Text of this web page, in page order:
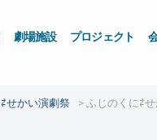
劇場施設 プロジェクト
せかい演劇祭 ふじのくに⇄